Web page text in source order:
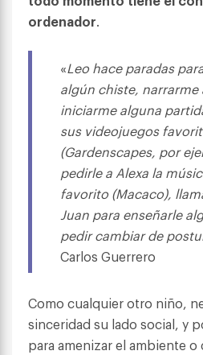
ordenador.
«Leo hace paradas
algún chiste,
iniciarme alguna
sus videojuegos
(Gardenscapes, por
pedirle a Alexa la
favorito (Macaco),
Juan para enseñarle
pedir cambiar de
Carlos Guerrero
Como cualquier otro niño,
sinceridad su lado social, y
para amenizar el ambiente